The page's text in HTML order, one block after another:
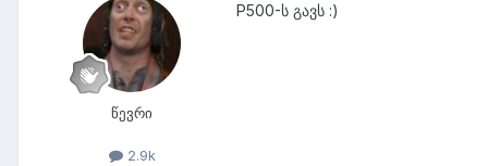
წევრი
2.9k
P500-ს გავს :)